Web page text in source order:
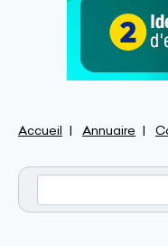
Accueil Annuaire